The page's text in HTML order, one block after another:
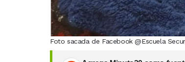
Foto sacada de Facebook @Escuela